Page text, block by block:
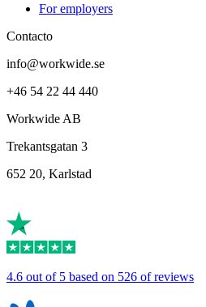
For employers
Contacto
info@workwide.se
+46 54 22 44 440
Workwide AB
Trekantsgatan 3
652 20, Karlstad
4.6 out of 5 based on 526 of reviews